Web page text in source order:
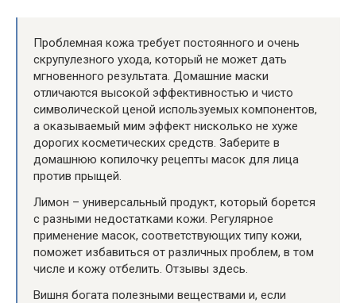
Проблемная кожа требует постоянного и очень
скрупулезного ухода, который не может дать
мгновенного результата. Домашние маски
отличаются высокой эффективностью и чисто
символической ценой используемых компонентов,
а оказываемый мим эффект нисколько не хуже
дорогих косметических средств. Заберите в
домашнюю копилочку рецепты масок для лица
против прыщей.
Лимон – универсальный продукт, который борется
с разными недостатками кожи. Регулярное
применение масок, соответствующих типу кожи,
поможет избавиться от различных проблем, в том
числе и кожу отбелить. Отзывы здесь.
Вишня богата полезными веществами и, если